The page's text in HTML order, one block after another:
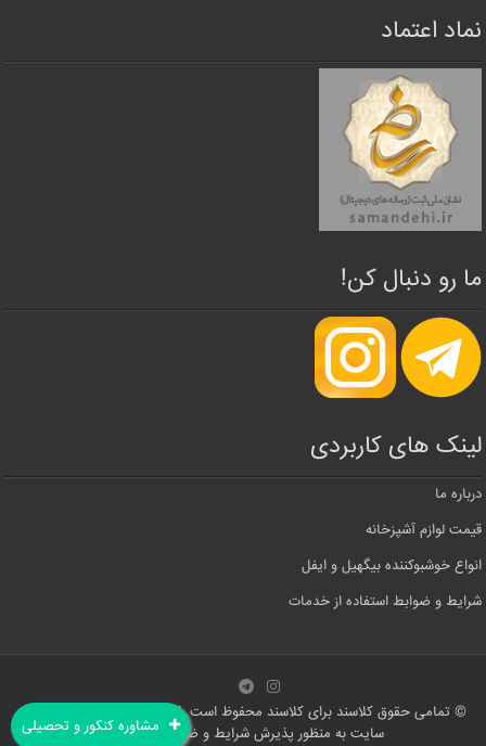
نماد اعتماد
ما رو دنبال کن!
لینک های کاربردی
درباره ما
قیمت لوازم آشپزخانه
انواع خوشبوکننده بیگهیل و ایفل
شرایط و ضوابط استفاده از خدمات
© تمامی حقوق کلاسند برای کلاسند محفوظ است. کپی رایت 2026 . استفاده از
سایت به منظور پذیرش شرایط و ضوابط می باشد.مشاوره کنکور و تحصیلی